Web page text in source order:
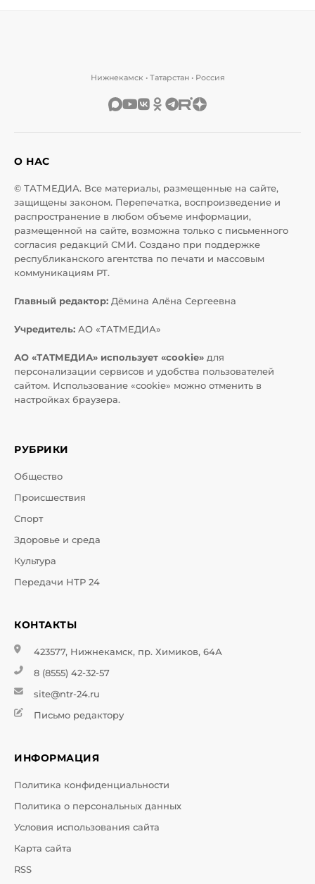
Нижнекамск • Татарстан • Россия
О НАС
© ТАТМЕДИА. Все материалы, размещенные на сайте,
защищены законом. Перепечатка, воспроизведение и
распространение в любом объеме информации,
размещенной на сайте, возможна только с письменного
согласия редакций СМИ. Создано при поддержке
республиканского агентства по печати и массовым
коммуникациям РТ.
Главный редактор: Дёмина Алёна Сергеевна
Учредитель: АО «ТАТМЕДИА»
АО «ТАТМЕДИА» использует «cookie» для
персонализации сервисов и удобства пользователей
сайтом. Использование «cookie» можно отменить в
настройках браузера.
РУБРИКИ
Общество
Происшествия
Спорт
Здоровье и среда
Культура
Передачи НТР 24
КОНТАКТЫ
423577, Нижнекамск, пр. Химиков, 64А
8 (8555) 42-32-57
site@ntr-24.ru
Письмо редактору
ИНФОРМАЦИЯ
Политика конфиденциальности
Политика о персональных данных
Условия использования сайта
Карта сайта
RSS